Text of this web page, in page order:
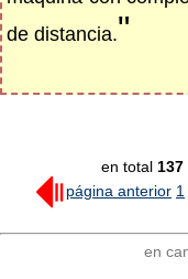
de distancia."
en total 137
página anterior 1
en